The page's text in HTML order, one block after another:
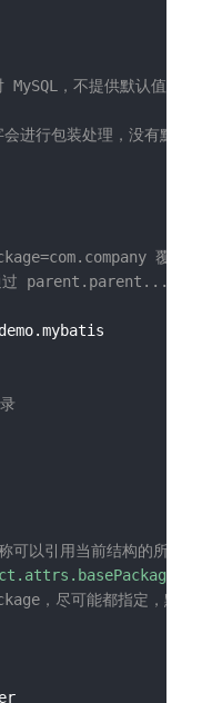
，不提供默认值，
进行包装处理，没有默认
覆盖
过
可以引用当前结构的所
，尽可能都指定，默认